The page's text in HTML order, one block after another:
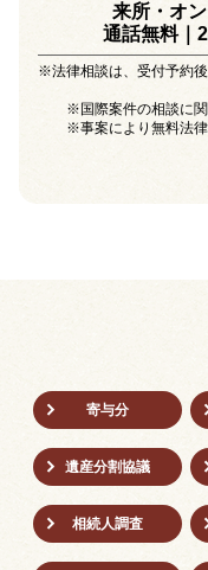
来所・オ
通話無料｜
※法律相談は、受付予約
※国際案件の相談に
※事案により無料法律
寄与分
遺産分割協議
相続人調査